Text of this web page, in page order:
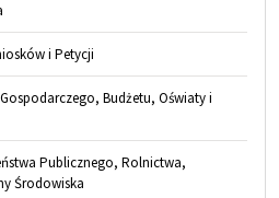
i Petycji
Budżetu, Oświaty i
Publicznego, Rolnictwa,
Środowiska